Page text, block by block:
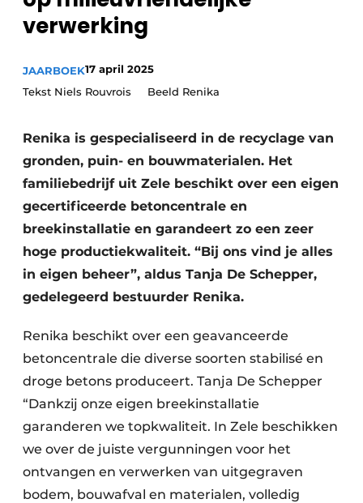
Vacatures
verwerking
JAARBOEK17 april 2025
Tekst Niels Rouvrois Beeld Renika
Renika is gespecialiseerd in de recyclage van
gronden, puin- en bouwmaterialen. Het
familiebedrijf uit Zele beschikt over een eigen
gecertificeerde betoncentrale en
breekinstallatie en garandeert zo een zeer
hoge productiekwaliteit. “Bij ons vind je alles
in eigen beheer”, aldus Tanja De Schepper,
gedelegeerd bestuurder Renika.
Renika beschikt over een geavanceerde
betoncentrale die diverse soorten stabilisé en
droge betons produceert. Tanja De Schepper
“Dankzij onze eigen breekinstallatie
garanderen we topkwaliteit. In Zele beschikken
we over de juiste vergunningen voor het
ontvangen en verwerken van uitgegraven
bodem, bouwafval en materialen, volledig